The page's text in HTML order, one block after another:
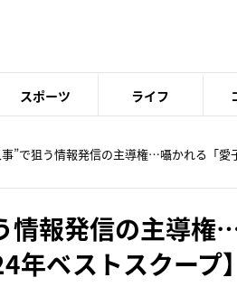
スポーツ ライフ
”で狙う情報発信の主導権…囁かれる「愛
報発信の主導権
ベストスクープ】